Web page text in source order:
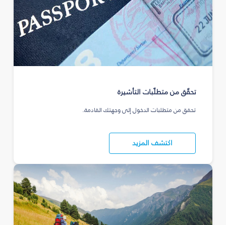
تحقّق من متطلّبات التأشيرة
تحقق من متطلبات الدخول إلى وجهتك القادمة.
اكتشف المزيد